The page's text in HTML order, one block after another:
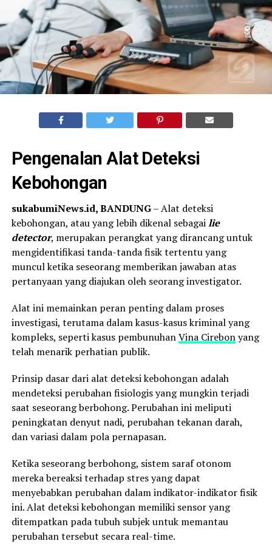
Pengenalan Alat Deteksi
Kebohongan
sukabumiNews.id, BANDUNG– Alat deteksi
kebohongan, atau yang lebih dikenal sebagailie
detector, merupakan perangkat yang dirancang untuk
mengidentifikasi tanda-tanda fisik tertentu yang
muncul ketika seseorang memberikan jawaban atas
pertanyaan yang diajukan oleh seorang investigator.
Alat ini memainkan peran penting dalam proses
investigasi, terutama dalam kasus-kasus kriminal yang
kompleks, seperti kasus pembunuhanVina Cirebonyang
telah menarik perhatian publik.
Prinsip dasar dari alat deteksi kebohongan adalah
mendeteksi perubahan fisiologis yang mungkin terjadi
saat seseorang berbohong. Perubahan ini meliputi
peningkatan denyut nadi, perubahan tekanan darah,
dan variasi dalam pola pernapasan.
Ketika seseorang berbohong, sistem saraf otonom
mereka bereaksi terhadap stres yang dapat
menyebabkan perubahan dalam indikator-indikator fisik
ini. Alat deteksi kebohongan memiliki sensor yang
ditempatkan pada tubuh subjek untuk memantau
perubahan tersebut secara real-time.